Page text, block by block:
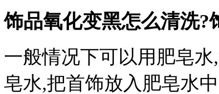
饰品氧化变黑怎么清洗?
一般情况下可以用肥皂
皂水,把首饰放入肥皂水